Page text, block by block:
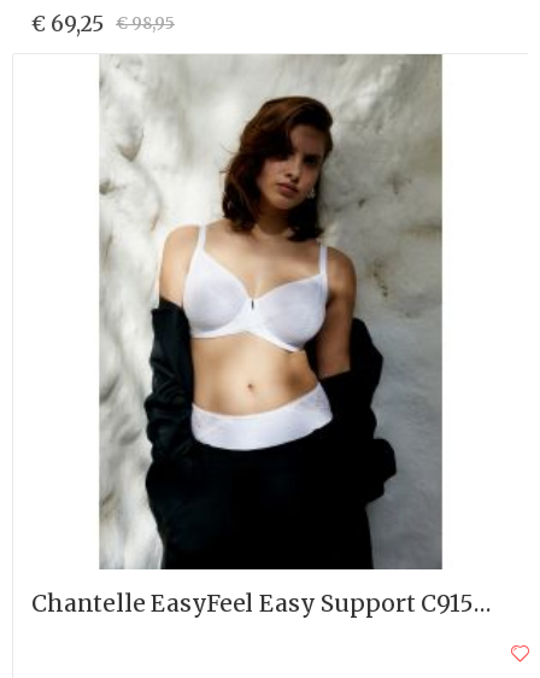
€ 69,25 € 98,95
Chantelle EasyFeel Easy Support C915MU